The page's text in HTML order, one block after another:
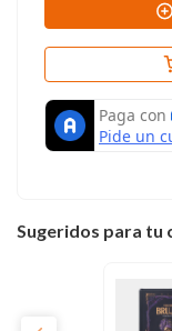
Sugeridos para tu